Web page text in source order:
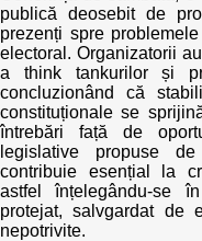
publică deosebit de
prezenți spre
electoral. Organizatorii
a think tankurilor și
concluzionând că
constituționale se
întrebări față de
legislative propuse
contribuie esențial la
astfel înțelegându-se
protejat, salvgardat de
nepotrivite.